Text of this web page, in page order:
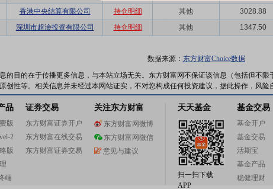
香港中央结算有限公司 持仓明细 其他 3028.88
深圳市超淦投资有限公司 持仓明细 其他 1347.50
数据来源： 东方财富Choice数据
的目的在于传播更多信息，与本站立场无关。东方财富网不保证该信息（包括但不
创性等。相关信息并未经过本网站证实，不对您构成任何投资建议，据此操作，风险
品
版
2
版
端
证券交易
东方财富证券开户
东方财富在线交易
东方财富证券交易
关注东方财富
东方财富网微博
东方财富网微信
意见与建议
天天基金
扫一扫下载
APP
基金交易
基金开户
基金交易
活期宝
基金产品
稳健理财